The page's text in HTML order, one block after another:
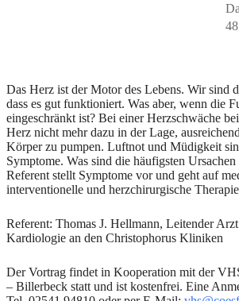
Das Herz ist der Motor des Lebens. Wir sind
dass es gut funktioniert. Was aber, wenn die
eingeschränkt ist? Bei einer Herzschwäche
Herz nicht mehr dazu in der Lage,
Körper zu pumpen. Luftnot und Müdigkeit
Symptome. Was sind die häufigsten
Referent stellt Symptome vor und geht auf
interventionelle und herzchirurgische
Referent: Thomas J. Hellmann, Leitender
Kardiologie an den Christophorus Kliniken
Der Vortrag findet in Kooperation mit der
– Billerbeck statt und ist kostenfrei. Eine